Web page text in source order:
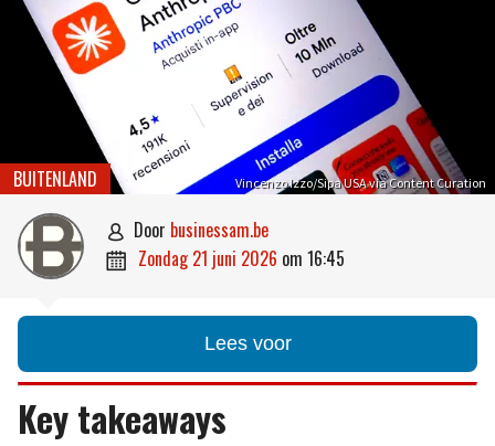
Vincenzo Izzo/Sipa USA via Content Curation
BUITENLAND
 door businessam.be
 zondag 21 juni 2026 om 16:45
Lees voor
Key takeaways